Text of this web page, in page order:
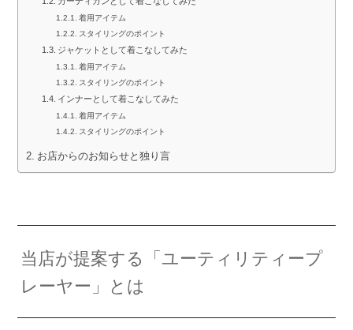
着用アイテム
スタイリングのポイント
ジャケットとして着こなしてみた
着用アイテム
スタイリングのポイント
インナーとして着こなしてみた
着用アイテム
スタイリングのポイント
お店からのお知らせと独り言
当店が提案する「ユーティリティープ
レーヤー」とは